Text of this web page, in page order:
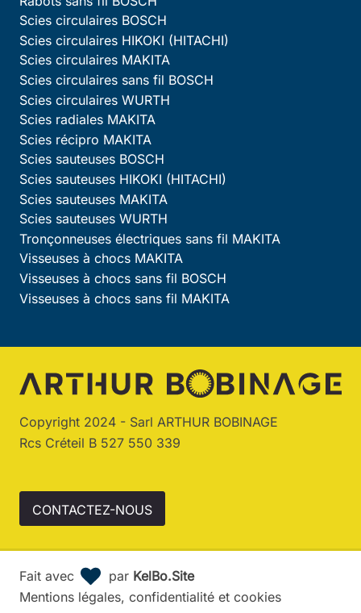
Scies circulaires BOSCH
Scies circulaires HIKOKI (HITACHI)
Scies circulaires MAKITA
Scies circulaires sans fil BOSCH
Scies circulaires WURTH
Scies radiales MAKITA
Scies récipro MAKITA
Scies sauteuses BOSCH
Scies sauteuses HIKOKI (HITACHI)
Scies sauteuses MAKITA
Scies sauteuses WURTH
Tronçonneuses électriques sans fil MAKITA
Visseuses à chocs MAKITA
Visseuses à chocs sans fil BOSCH
Visseuses à chocs sans fil MAKITA
Copyright 2024 - Sarl ARTHUR BOBINAGE
Rcs Créteil B 527 550 339
CONTACTEZ-NOUS
Fait avec par KelBo.Site
Mentions légales, confidentialité et cookies